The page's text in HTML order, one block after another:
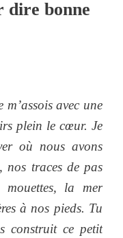
dire bonne
avec une
plein le cœur. Je
où nous avons
nos traces de pas
mouettes, la mer
à nos pieds. Tu
construit ce petit